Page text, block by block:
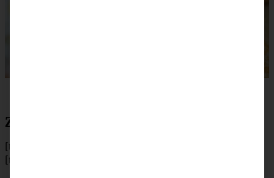
Zubereitung Rhabarber Joghurtkuchen
[tabs]
[tab title=”Zubereitung”]